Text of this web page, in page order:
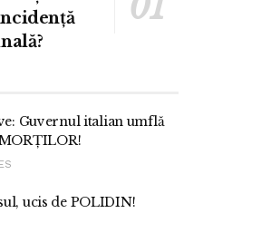
Guvernul italian umflă
ucis de POLIDIN!